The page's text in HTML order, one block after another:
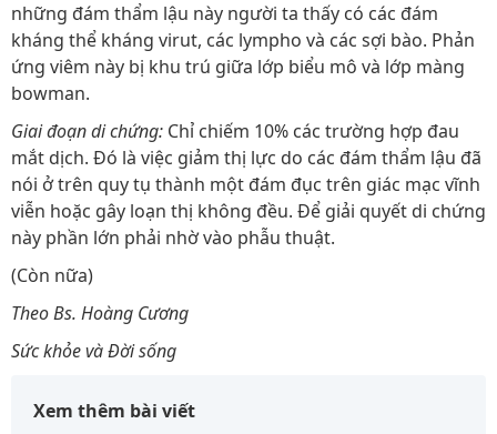
những đám thẩm lậu này người ta thấy có các đám
kháng thể kháng virut, các lympho và các sợi bào. Phản
ứng viêm này bị khu trú giữa lớp biểu mô và lớp màng
bowman.
Giai đoạn di chứng: Chỉ chiếm 10% các trường hợp đau
mắt dịch. Đó là việc giảm thị lực do các đám thẩm lậu đã
nói ở trên quy tụ thành một đám đục trên giác mạc vĩnh
viễn hoặc gây loạn thị không đều. Để giải quyết di chứng
này phần lớn phải nhờ vào phẫu thuật.
(Còn nữa)
Theo Bs. Hoàng Cương
Sức khỏe và Đời sống
Xem thêm bài viết